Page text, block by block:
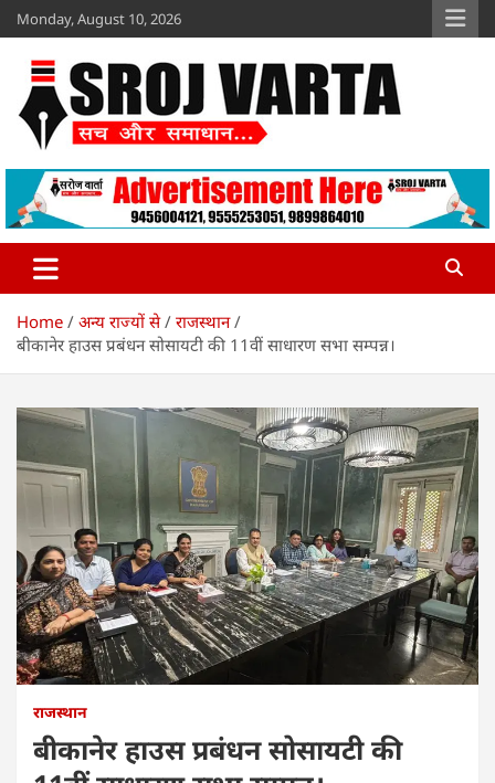
Skip
to
content
Monday, August 10, 2026
Sroj Varta
www.srojvarta.in
Home अन्य राज्यों से
राजस्थान
बीकानेर हाउस प्रबंधन सोसायटी की 11वीं साधारण सभा सम्पन्न।
राजस्थान
बीकानेर हाउस प्रबंधन सोसायटी की